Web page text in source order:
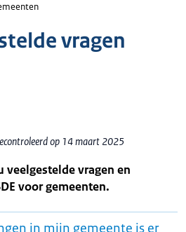
vragen
op 14 maart 2025
veelgestelde vragen en
voor gemeenten.
in mijn gemeente is er